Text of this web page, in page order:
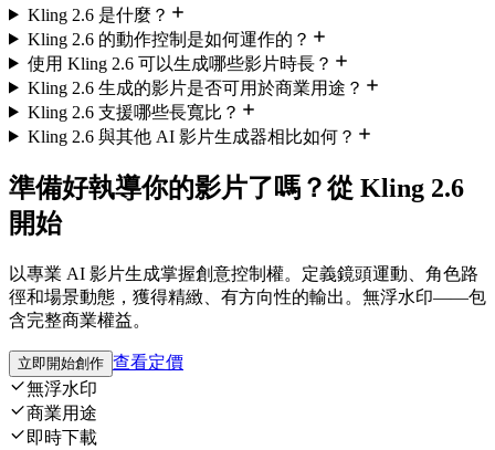
Kling 2.6 是什麼？
Kling 2.6 的動作控制是如何運作的？
使用 Kling 2.6 可以生成哪些影片時長？
Kling 2.6 生成的影片是否可用於商業用途？
Kling 2.6 支援哪些長寬比？
Kling 2.6 與其他 AI 影片生成器相比如何？
準備好執導你的影片了嗎？從 Kling 2.6
開始
以專業 AI 影片生成掌握創意控制權。定義鏡頭運動、角色路
徑和場景動態，獲得精緻、有方向性的輸出。無浮水印——包
含完整商業權益。
立即開始創作 查看定價
無浮水印
商業用途
即時下載